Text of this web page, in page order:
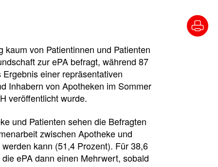
von Patientinnen und Patienten
zur ePA befragt, während 87
einer repräsentativen
Inhabern von Apotheken im Sommer
veröffentlicht wurde.
und Patienten sehen die Befragten
zwischen Apotheke und
kann (51,4 Prozent). Für 38,6
ePA dann einen Mehrwert, sobald